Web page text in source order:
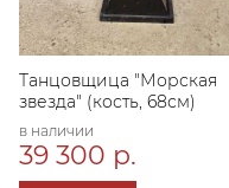
Танцовщица "Морская
звезда" (кость, 68см)
в наличии
39 300 р.